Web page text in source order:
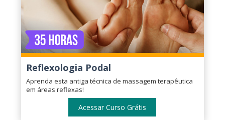
Reflexologia Podal
Aprenda esta antiga técnica de massagem terapêutica
em áreas reflexas!
Acessar Curso Grátis